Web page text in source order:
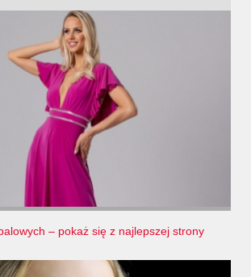
– pokaż się z najlepszej strony